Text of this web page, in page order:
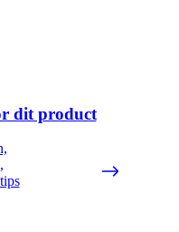
dit product